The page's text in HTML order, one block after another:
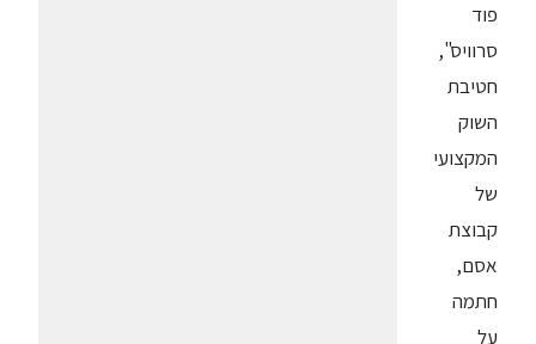
פוד
סרוויס",
חטיבת
השוק
המקצועי
של
קבוצת
אסם,
חתמה
על